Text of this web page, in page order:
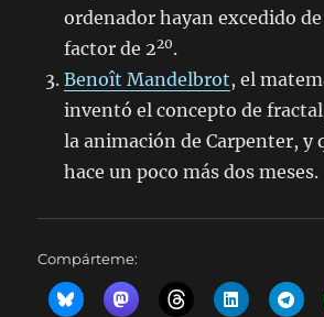
ordenador hayan excedido
factor de 220.
Benoît Mandelbrot, el
inventó el concepto de
la animación de Carpenter, y
hace un poco más dos meses.
Compárteme: